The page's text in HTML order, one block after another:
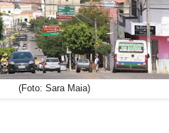
(Foto: Sara Maia)